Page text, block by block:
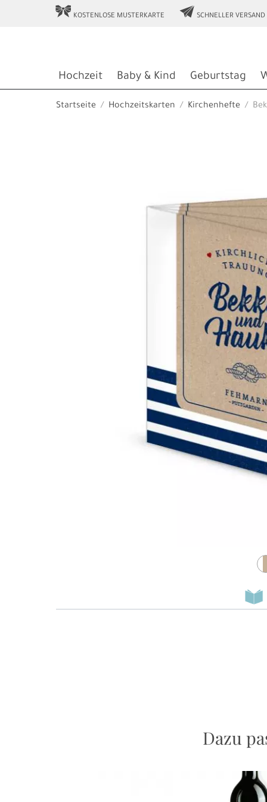
r KOSTENLOSE MUSTERKARTE e SCHNELLER VERSAND
Hochzeit Baby & Kind Geburtstag
Startseite Hochzeitskarten Kirchenhefte
Dazu